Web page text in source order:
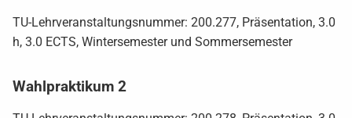
TU-Lehrveranstaltungsnummer: 200.277, Präsentation, 3.0
h, 3.0 ECTS, Wintersemester und Sommersemester
Wahlpraktikum 2